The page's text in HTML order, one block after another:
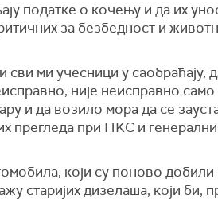
податке о кочењу и да их
за безбедност и
сви ми учесници у саобраћају,
није неисправно само
и да возило мора да се
прегледа при ПKС и генерални
који су поново
старијих дизелаша, који би,